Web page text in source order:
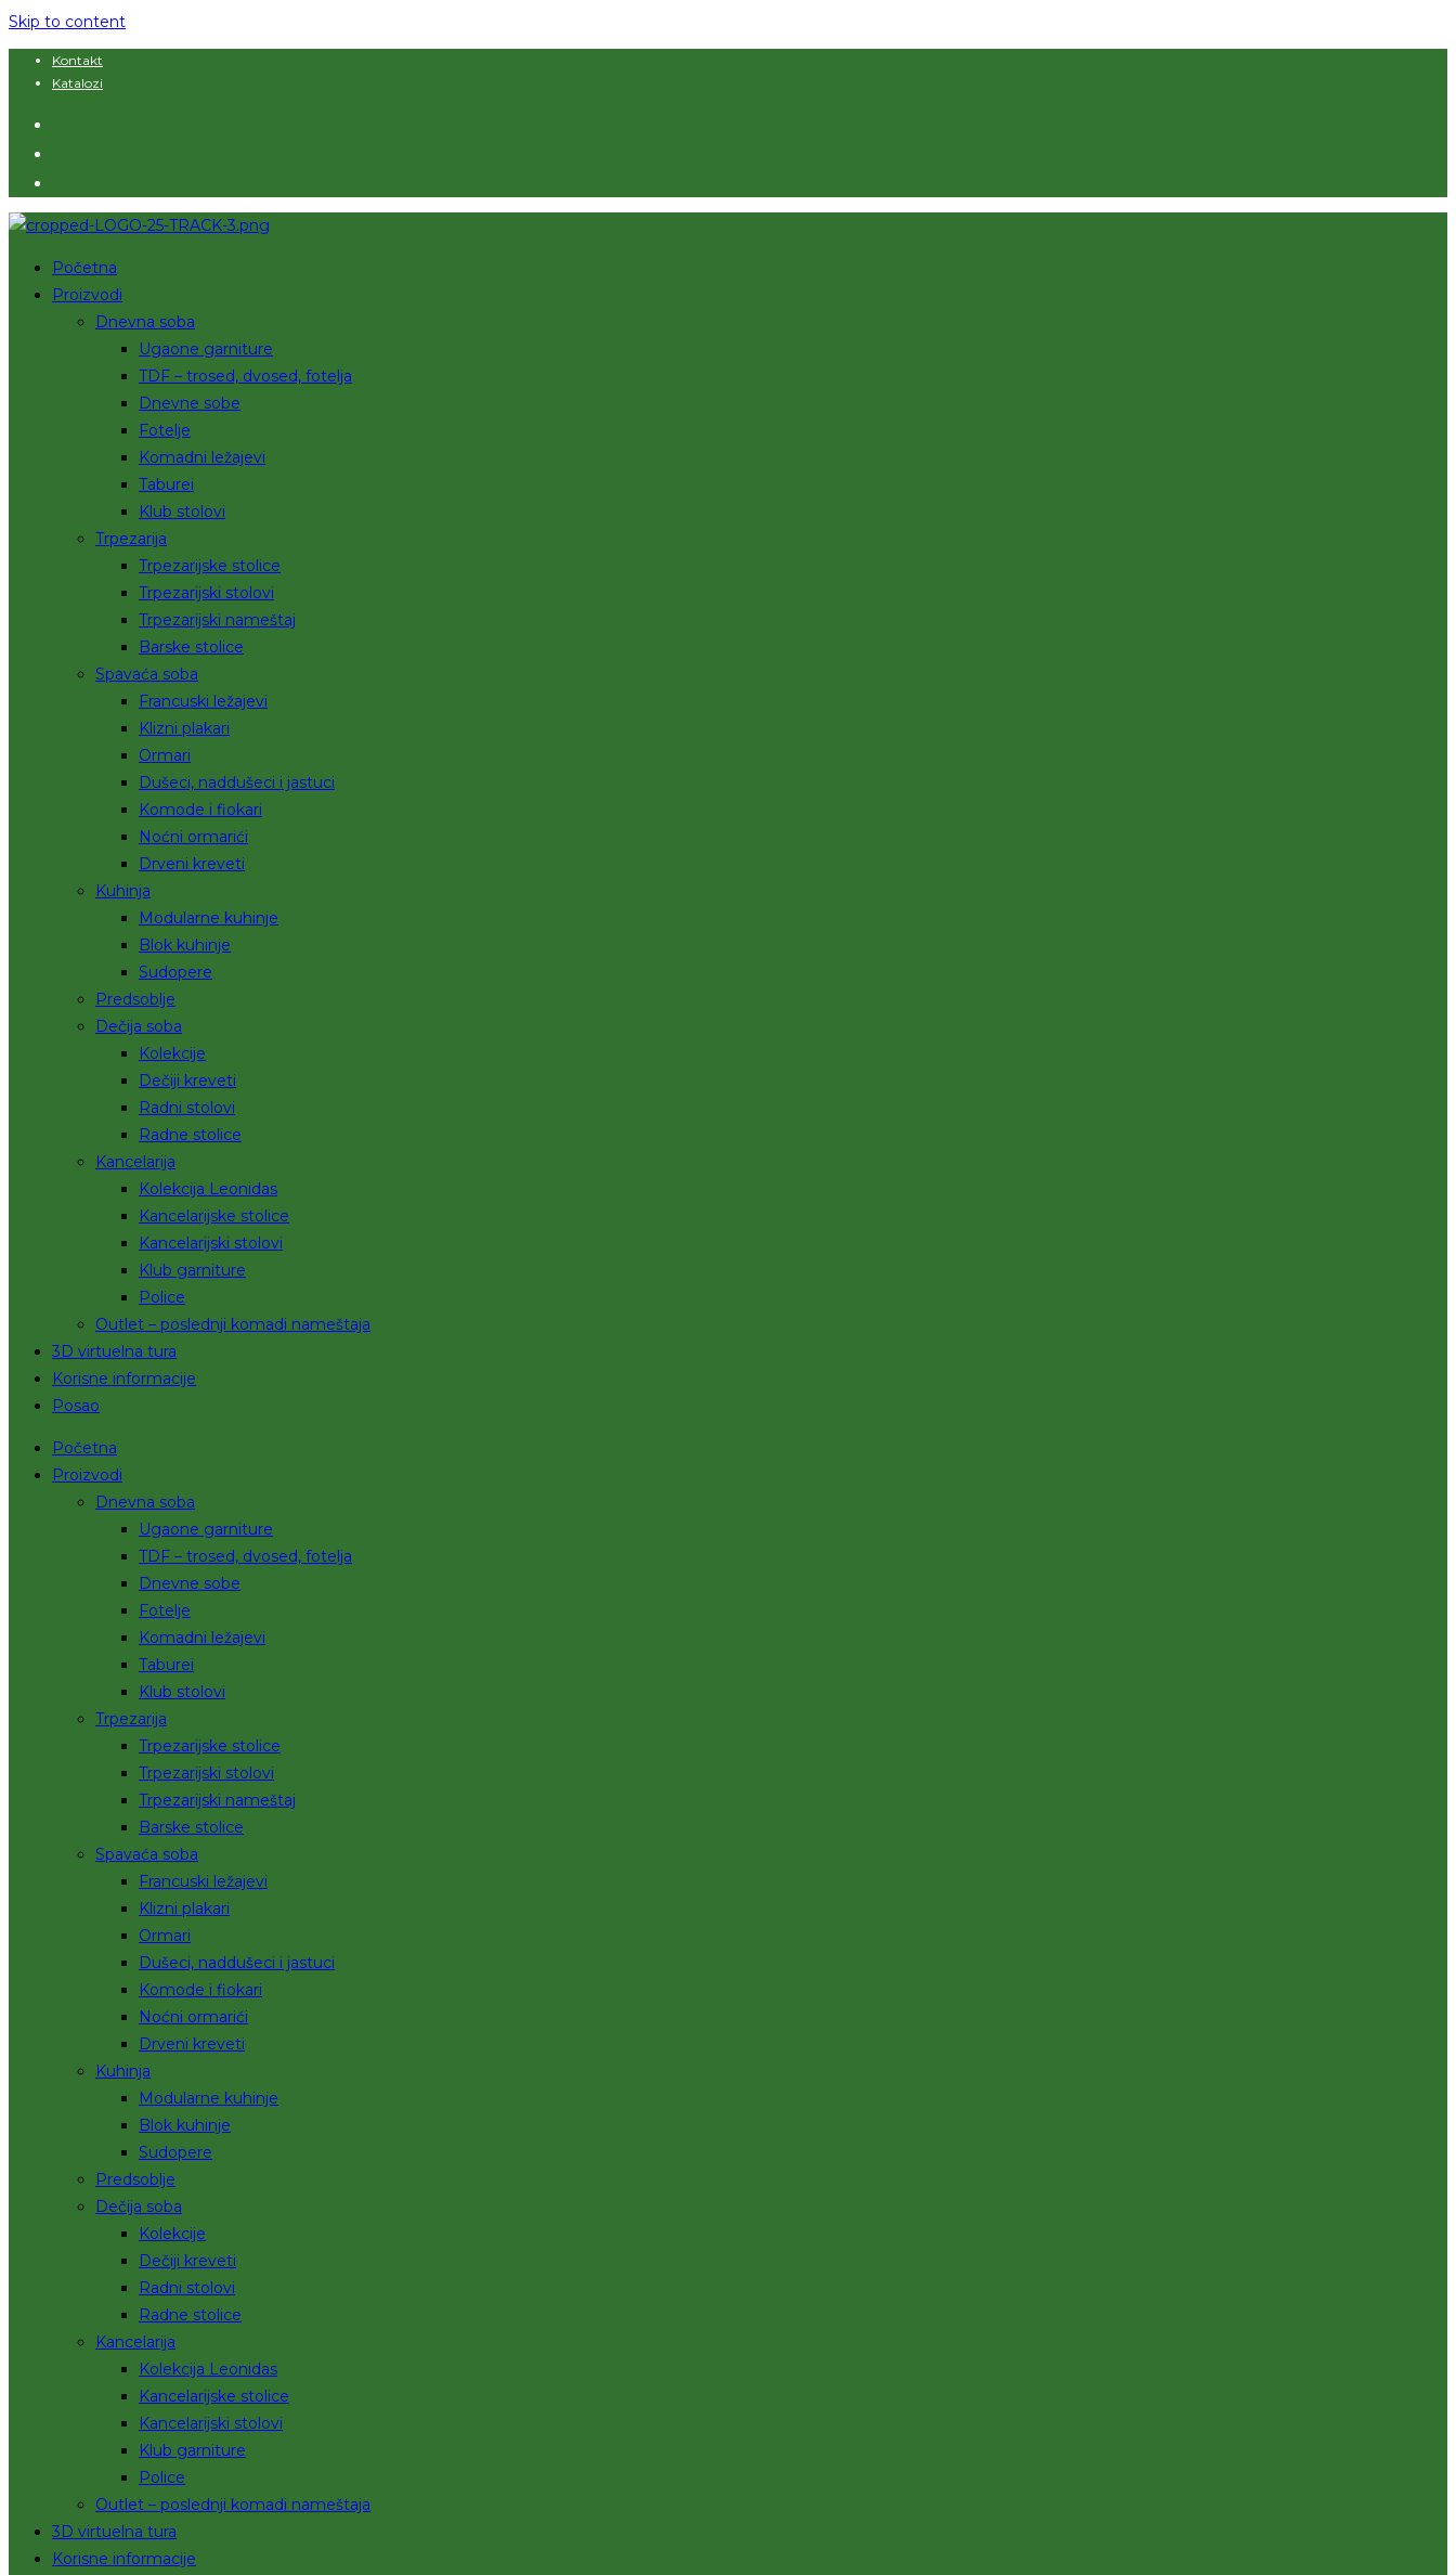
Skip to content
Kontakt
Katalozi
Početna
Proizvodi
Dnevna soba
Ugaone garniture
TDF – trosed, dvosed, fotelja
Dnevne sobe
Fotelje
Komadni ležajevi
Taburei
Klub stolovi
Trpezarija
Trpezarijske stolice
Trpezarijski stolovi
Trpezarijski nameštaj
Barske stolice
Spavaća soba
Francuski ležajevi
Klizni plakari
Ormari
Dušeci, naddušeci i jastuci
Komode i fiokari
Noćni ormarići
Drveni kreveti
Kuhinja
Modularne kuhinje
Blok kuhinje
Sudopere
Predsoblje
Dečija soba
Kolekcije
Dečiji kreveti
Radni stolovi
Radne stolice
Kancelarija
Kolekcija Leonidas
Kancelarijske stolice
Kancelarijski stolovi
Klub garniture
Police
Outlet – poslednji komadi nameštaja
3D virtuelna tura
Korisne informacije
Posao
Početna
Proizvodi
Dnevna soba
Ugaone garniture
TDF – trosed, dvosed, fotelja
Dnevne sobe
Fotelje
Komadni ležajevi
Taburei
Klub stolovi
Trpezarija
Trpezarijske stolice
Trpezarijski stolovi
Trpezarijski nameštaj
Barske stolice
Spavaća soba
Francuski ležajevi
Klizni plakari
Ormari
Dušeci, naddušeci i jastuci
Komode i fiokari
Noćni ormarići
Drveni kreveti
Kuhinja
Modularne kuhinje
Blok kuhinje
Sudopere
Predsoblje
Dečija soba
Kolekcije
Dečiji kreveti
Radni stolovi
Radne stolice
Kancelarija
Kolekcija Leonidas
Kancelarijske stolice
Kancelarijski stolovi
Klub garniture
Police
Outlet – poslednji komadi nameštaja
3D virtuelna tura
Korisne informacije